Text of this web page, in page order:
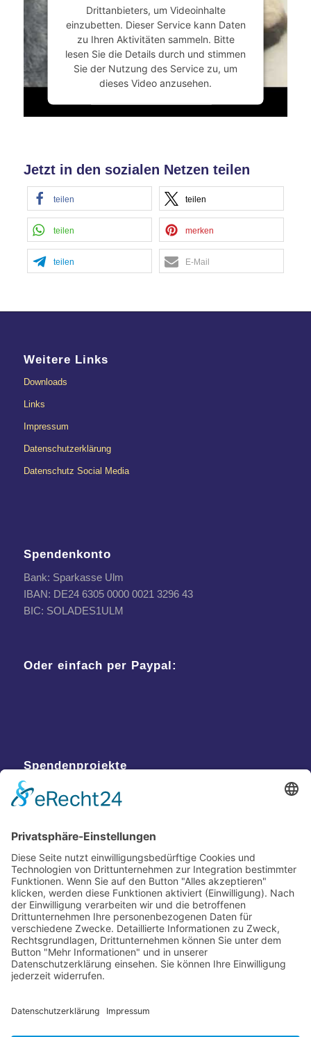
Drittanbieters, um Videoinhalte
einzubetten. Dieser Service kann Daten
zu Ihren Aktivitäten sammeln. Bitte
lesen Sie die Details durch und stimmen
Sie der Nutzung des Service zu, um
dieses Video anzusehen.
Mehr Informationen
powered byUsercentrics Consent
Management Platform
Jetzt in den sozialen Netzen teilen
teilen teilen
teilen merken
teilen E-Mail
Weitere Links
Downloads
Links
Impressum
Datenschutzerklärung
Datenschutz Social Media
Spendenkonto
Bank: Sparkasse Ulm
IBAN: DE24 6305 0000 0021 3296 43
BIC: SOLADES1ULM
Oder einfach per Paypal:
Spendenprojekte
Kontakt
Postanschrift
Traumkatzen e.V.